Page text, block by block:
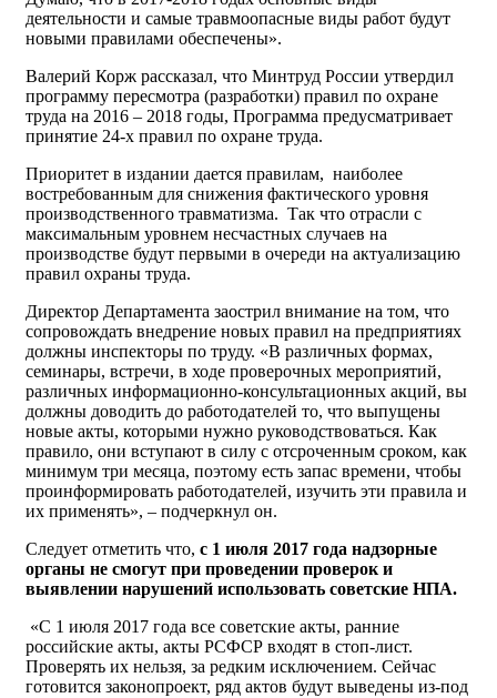
деятельности и самые травмоопасные виды работ будут
новыми правилами обеспечены».
Валерий Корж рассказал, что Минтруд России утвердил
программу пересмотра (разработки) правил по охране
труда на 2016 – 2018 годы, Программа предусматривает
принятие 24-х правил по охране труда.
Приоритет в издании дается правилам, наиболее
востребованным для снижения фактического уровня
производственного травматизма. Так что отрасли с
максимальным уровнем несчастных случаев на
производстве будут первыми в очереди на актуализацию
правил охраны труда.
Директор Департамента заострил внимание на том, что
сопровождать внедрение новых правил на предприятиях
должны инспекторы по труду. «В различных формах,
семинары, встречи, в ходе проверочных мероприятий,
различных информационно-консультационных акций, вы
должны доводить до работодателей то, что выпущены
новые акты, которыми нужно руководствоваться. Как
правило, они вступают в силу с отсроченным сроком, как
минимум три месяца, поэтому есть запас времени, чтобы
проинформировать работодателей, изучить эти правила и
их применять», – подчеркнул он.
Следует отметить что, с 1 июля 2017 года надзорные
органы не смогут при проведении проверок и
выявлении нарушений использовать советские НПА.
«С 1 июля 2017 года все советские акты, ранние
российские акты, акты РСФСР входят в стоп-лист.
Проверять их нельзя, за редким исключением. Сейчас
готовится законопроект, ряд актов будут выведены из-под